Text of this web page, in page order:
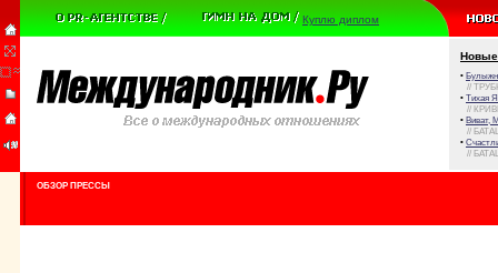
Куплю диплом
Новые
•
//
• Тихая
//
• Виват,
//
•
//
ОБЗОР ПРЕССЫ